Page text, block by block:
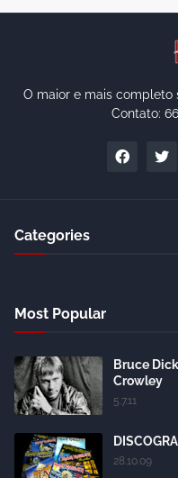
O maior e mais completo
Contato:
Categories
Most Popular
Bruce
Crowley
5.7.11
28.10.09